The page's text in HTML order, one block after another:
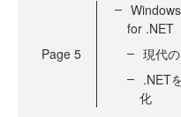
Page 5
for .NET
現代
.NET
化